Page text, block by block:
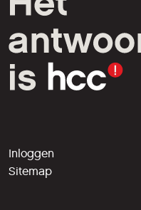
Inloggen
Sitemap